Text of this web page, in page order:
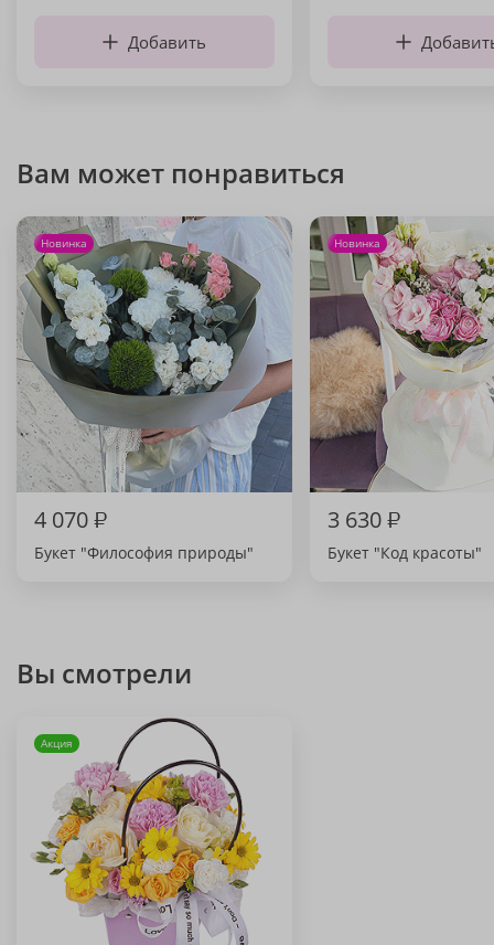
Добавить
Вам может понравиться
Новинка
4 070₽
Букет "Философия природы"
Новинка
3 630₽
Букет "Код красоты"
Вы смотрели
Акция